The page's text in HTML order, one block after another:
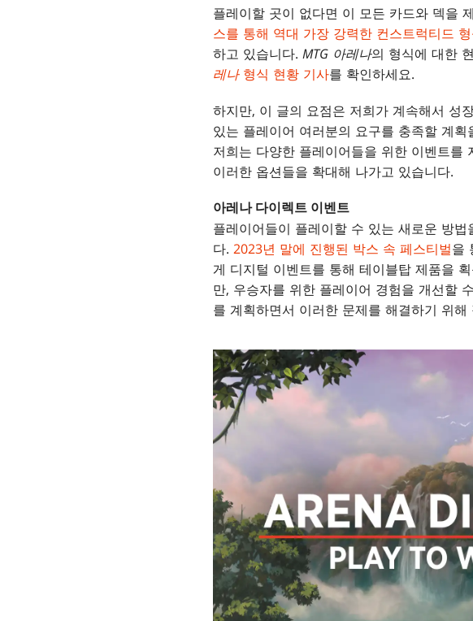
플레이할 곳이 없다면 이 모든 카드와 덱을
스를 통해 역대 가장 강력한 컨스트럭티드 형
하고 있습니다. MTG 아레나의 형식에 대한
레나형식 현황 기사를 확인하세요.
하지만, 이 글의 요점은 저희가 계속해서 성
있는 플레이어 여러분의 요구를 충족할 계
저희는 다양한 플레이어들을 위한 이벤트를
이러한 옵션들을 확대해 나가고 있습니다.
아레나 다이렉트 이벤트
플레이어들이 플레이할 수 있는 새로운 방
다. 2023년 말에 진행된 박스 속 페스티벌을
게 디지털 이벤트를 통해 테이블탑 제품을
만, 우승자를 위한 플레이어 경험을 개선할
를 계획하면서 이러한 문제를 해결하기 위